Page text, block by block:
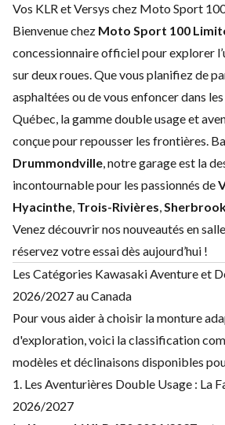
Vos KLR et Versys chez Moto Sport
Bienvenue chez Moto Sport 100
concessionnaire officiel pour explorer
sur deux roues. Que vous planifiez de
asphaltées ou de vous enfoncer dans
Québec, la gamme double usage et
conçue pour repousser les frontières.
Drummondville, notre garage est la
incontournable pour les passionnés de
Hyacinthe, Trois-Rivières,
Venez découvrir nos nouveautés en
réservez votre essai dès aujourd’hui !
Les Catégories Kawasaki Aventure et
2026/2027 au Canada
Pour vous aider à choisir la monture
d'exploration, voici la classification
modèles et déclinaisons disponibles
1. Les Aventurières Double Usage : La
2026/2027